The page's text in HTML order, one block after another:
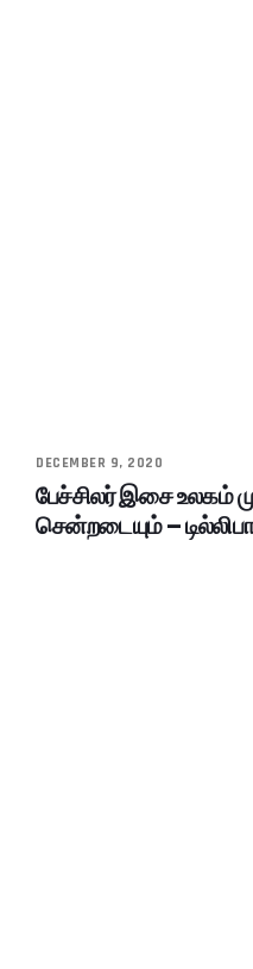
DECEMBER 9, 2020
பேச்சிலர் இசை உலகம்
சென்றடையும் –